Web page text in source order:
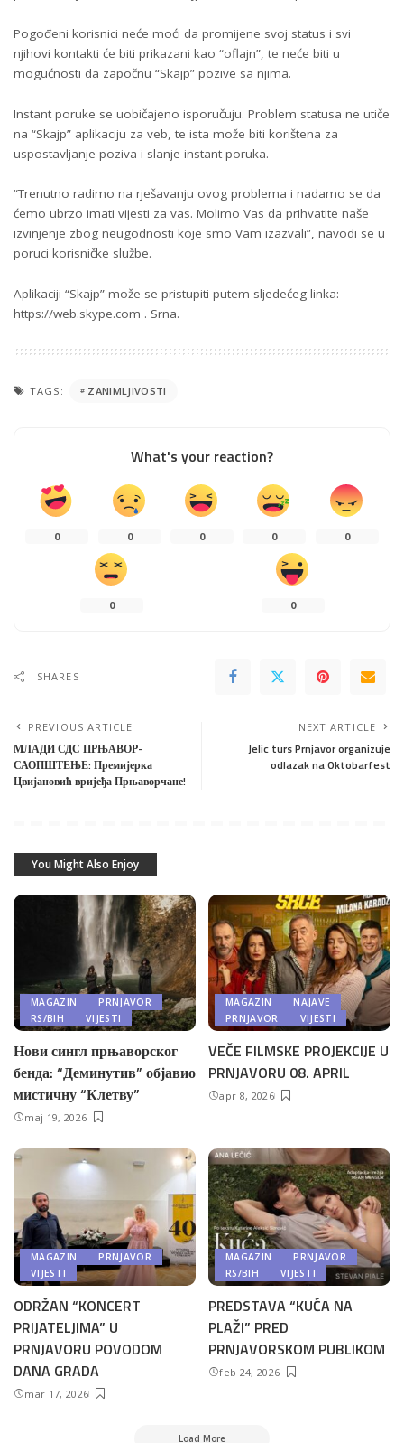
Pogođeni korisnici neće moći da promijene svoj status i svi
njihovi kontakti će biti prikazani kao “oflajn”, te neće biti u
mogućnosti da započnu “Skajp” pozive sa njima.
Instant poruke se uobičajeno isporučuju. Problem statusa ne utiče
na “Skajp” aplikaciju za veb, te ista može biti korištena za
uspostavljanje poziva i slanje instant poruka.
“Trenutno radimo na rješavanju ovog problema i nadamo se da
ćemo ubrzo imati vijesti za vas. Molimo Vas da prihvatite naše
izvinjenje zbog neugodnosti koje smo Vam izazvali”, navodi se u
poruci korisničke službe.
Aplikaciji “Skajp” može se pristupiti putem sljedećeg linka:
https://web.skype.com . Srna.
TAGS: ZANIMLJIVOSTI
What's your reaction?
0 0 0 0 0
0 0
SHARES
PREVIOUS ARTICLE
МЛАДИ СДС ПРЊАВОР-
САОПШТЕЊЕ: Премијерка
Цвијановић вријеђа Прњаворчане!
NEXT ARTICLE
Jelic turs Prnjavor organizuje
odlazak na Oktobarfest
You Might Also Enjoy
MAGAZIN
PRNJAVOR
RS/BIH
VIJESTI
Нови сингл прњаворског
бенда: “Деминутив” објавио
мистичну “Клетву”
maj 19, 2026
MAGAZIN
NAJAVE
PRNJAVOR
VIJESTI
VEČE FILMSKE PROJEKCIJE U
PRNJAVORU 08. APRIL
apr 8, 2026
MAGAZIN
PRNJAVOR
VIJESTI
ODRŽAN “KONCERT
PRIJATELJIMA” U
PRNJAVORU POVODOM
DANA GRADA
mar 17, 2026
MAGAZIN
PRNJAVOR
RS/BIH
VIJESTI
PREDSTAVA “KUĆA NA
PLAŽI” PRED
PRNJAVORSKOM PUBLIKOM
feb 24, 2026
Load More